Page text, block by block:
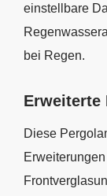
einstellbare
bei Regen.
Erweiterte
Diese